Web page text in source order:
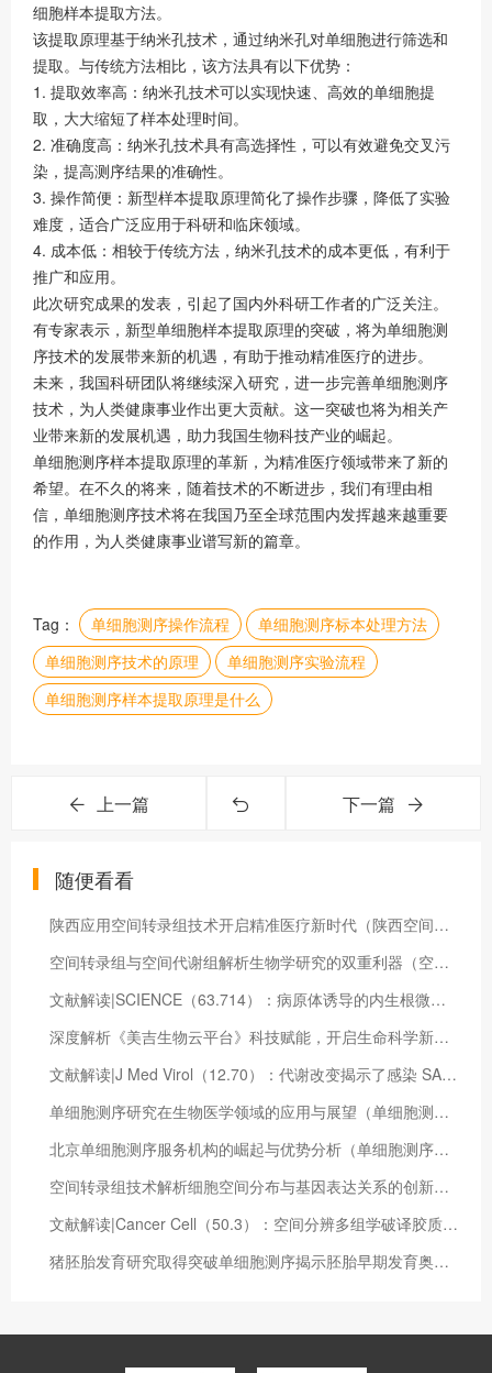
细胞样本提取方法。
该提取原理基于纳米孔技术，通过纳米孔对单细胞进行筛选和
提取。与传统方法相比，该方法具有以下优势：
1. 提取效率高：纳米孔技术可以实现快速、高效的单细胞提
取，大大缩短了样本处理时间。
2. 准确度高：纳米孔技术具有高选择性，可以有效避免交叉污
染，提高测序结果的准确性。
3. 操作简便：新型样本提取原理简化了操作步骤，降低了实验
难度，适合广泛应用于科研和临床领域。
4. 成本低：相较于传统方法，纳米孔技术的成本更低，有利于
推广和应用。
此次研究成果的发表，引起了国内外科研工作者的广泛关注。
有专家表示，新型单细胞样本提取原理的突破，将为单细胞测
序技术的发展带来新的机遇，有助于推动精准医疗的进步。
未来，我国科研团队将继续深入研究，进一步完善单细胞测序
技术，为人类健康事业作出更大贡献。这一突破也将为相关产
业带来新的发展机遇，助力我国生物科技产业的崛起。
单细胞测序样本提取原理的革新，为精准医疗领域带来了新的
希望。在不久的将来，随着技术的不断进步，我们有理由相
信，单细胞测序技术将在我国乃至全球范围内发挥越来越重要
的作用，为人类健康事业谱写新的篇章。
Tag： 单细胞测序操作流程
单细胞测序标本处理方法
单细胞测序技术的原理
单细胞测序实验流程
单细胞测序样本提取原理是什么
上一篇 下一篇
随便看看
陕西应用空间转录组技术开启精准医疗新时代（陕西空间技术研究院）
空间转录组与空间代谢组解析生物学研究的双重利器（空间转录学）
文献解读|SCIENCE（63.714）：病原体诱导的内生根微生物群的疾病抑制功能的激活
深度解析《美吉生物云平台》科技赋能，开启生命科学新时代（美吉生物云平台怎么操作）
文献解读|J Med Virol（12.70）：代谢改变揭示了感染 SARS-CoV-2 的孕妇的母胎免疫反应与疾病严重程度的关系
单细胞测序研究在生物医学领域的应用与展望（单细胞测序研究应用领域）
北京单细胞测序服务机构的崛起与优势分析（单细胞测序多少钱一个）
空间转录组技术解析细胞空间分布与基因表达关系的创新工具（空间转录学）
文献解读|Cancer Cell（50.3）：空间分辨多组学破译胶质母细胞瘤中双向肿瘤-宿主相互依赖性
猪胚胎发育研究取得突破单细胞测序揭示胚胎早期发育奥秘（猪胚胎发育过程图详解）